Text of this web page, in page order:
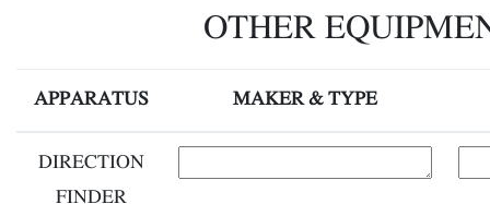
OTHER
APPARATUS MAKER & TYPE
DIRECTION
FINDER